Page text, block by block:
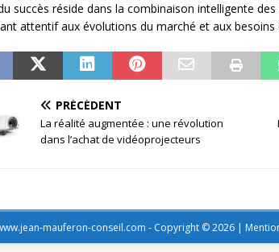
succès réside dans la combinaison intelligente
attentif aux évolutions du marché et aux besoins
PRÉCÉDENT
La réalité augmentée : une révolution
dans l’achat de vidéoprojecteurs
mauferon-conseil.com - Copyright © 2026 |